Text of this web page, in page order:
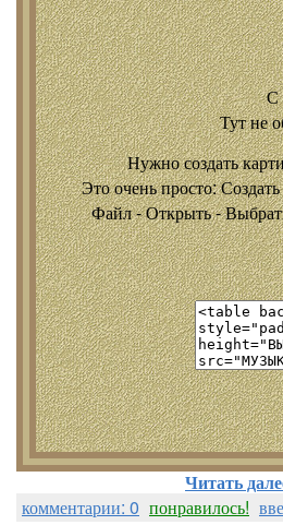
С
Тут не
Нужно создать
Это очень просто:
Файл - Открыть -
Читать
комментарии: 0 понравилось!